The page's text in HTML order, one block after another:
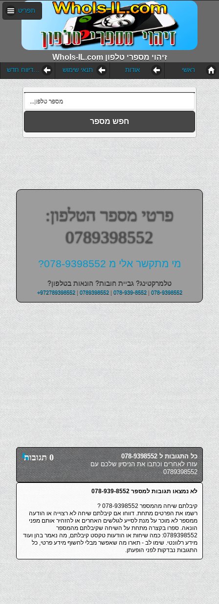
WhoIs-IL.com זיהוי מספרי טלפון
תפריט
הוסף דיווח חדש תנאי שימוש אודות ראשי
חפש מספר
פרטי מספר הטלפון:
0789398552
מי מתקשר אלי מ 078-9398552?
טלמרקטינג? גביית חובות? הונאות בטלפון?
+972789398552| 0789398552| 078-939-8552| 078-9398552
0 תגובות
כל התגובות ל 078-9398552
עזרו לאחרים וכתבו את הניסיון שלכם עם
0789398552
לא נמצאו תגובות למספר 078-939-8552
קיבלתם שיחה מהמספר 078-9398552 ?
רשמו את הפרטים מתחת. דווחו אם קיבלתם שיחה לא רצוייה או הודעה
ממספר לא מוכר על מנת לסייע לגולשים האחרים או להזהיר אותם מפני
הונאה. ספרו בקצרה מתחת על השיחה שקיבלתם מהמספר
0789398552: כמה שיחות או הודעות טקסט קיבלתם, מה נאמר בהן ועוד
מידע רלוונטי. שימו לב - תארו מה שאפשר מבלי לחשוף מידע פרטי, כל
התגובות נבדקות לפני הופעתן.